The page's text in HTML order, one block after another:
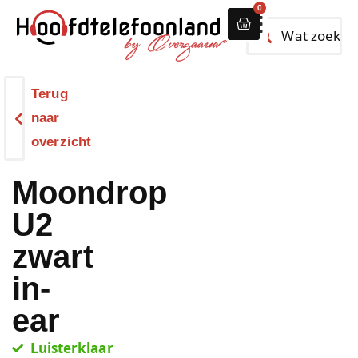
0
Terug
naar
overzicht
Moondrop
U2
zwart
in-
ear
Luisterklaar